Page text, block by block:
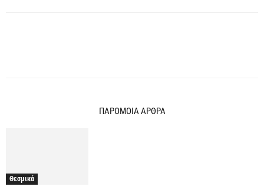
ΠΑΡΟΜΟΙΑ ΑΡΘΡΑ
Θεσμικά